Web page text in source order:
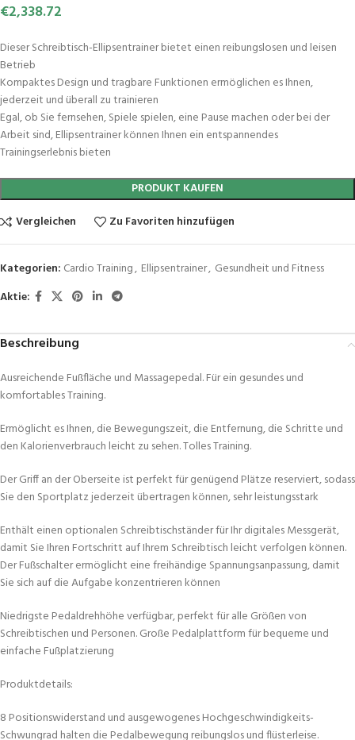
€2,338.72
Dieser Schreibtisch-Ellipsentrainer bietet einen reibungslosen und leisen
Betrieb
Kompaktes Design und tragbare Funktionen ermöglichen es Ihnen,
jederzeit und überall zu trainieren
Egal, ob Sie fernsehen, Spiele spielen, eine Pause machen oder bei der
Arbeit sind, Ellipsentrainer können Ihnen ein entspannendes
Trainingserlebnis bieten
PRODUKT KAUFEN
Vergleichen
Zu Favoriten hinzufügen
Kategorien: Cardio Training, Ellipsentrainer, Gesundheit und Fitness
Aktie:
Beschreibung
Ausreichende Fußfläche und Massagepedal. Für ein gesundes und
komfortables Training.
Ermöglicht es Ihnen, die Bewegungszeit, die Entfernung, die Schritte und
den Kalorienverbrauch leicht zu sehen. Tolles Training.
Der Griff an der Oberseite ist perfekt für genügend Plätze reserviert, sodass
Sie den Sportplatz jederzeit übertragen können, sehr leistungsstark
Enthält einen optionalen Schreibtischständer für Ihr digitales Messgerät,
damit Sie Ihren Fortschritt auf Ihrem Schreibtisch leicht verfolgen können.
Der Fußschalter ermöglicht eine freihändige Spannungsanpassung, damit
Sie sich auf die Aufgabe konzentrieren können
Niedrigste Pedaldrehhöhe verfügbar, perfekt für alle Größen von
Schreibtischen und Personen. Große Pedalplattform für bequeme und
einfache Fußplatzierung
Produktdetails:
8 Positionswiderstand und ausgewogenes Hochgeschwindigkeits-
Schwungrad halten die Pedalbewegung reibungslos und flüsterleise.